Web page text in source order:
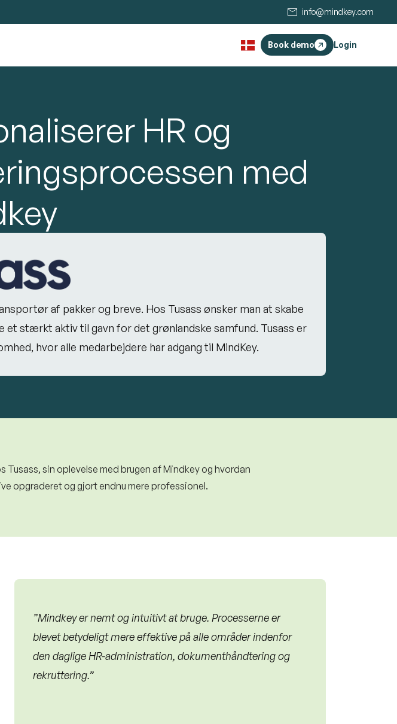
info@mindkey.com
Book demo Login
HR og
med
af pakker og breve. Hos Tusass ønsker man at skabe
stærkt aktiv til gavn for det grønlandske samfund. Tusass er
hvor alle medarbejdere har adgang til MindKey.
Tusass, sin oplevelse med brugen af Mindkey og hvordan
opgraderet og gjort endnu mere professionel.
”Mindkey er nemt og intuitivt at bruge. Processerne er
blevet betydeligt mere effektive på alle områder indenfor
den daglige HR-administration, dokumenthåndtering og
rekruttering.”